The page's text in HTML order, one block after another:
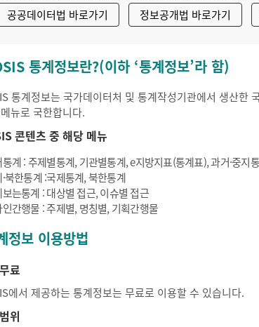
공공데이터법 바로가기
정보공개법 바로가기
통계정보란?(이하 ‘통계정보’라 함)
통계정보는 국가데이터처 및 통계작성기관에서 생산
뉴로 국한합니다.
콘텐츠 중 해당 메뉴
계 : 주제별통계, 기관별통계, e지방지표(통계표), 과거·중지
북한통계 :국제통계, 북한통계
는통계 : 대상별 접근, 이슈별 접근
간행물 : 주제별, 명칭별, 기획간행물
정보 이용방법
료
에서 제공하는 통계정보는 무료로 이용할 수 있습니다.
위